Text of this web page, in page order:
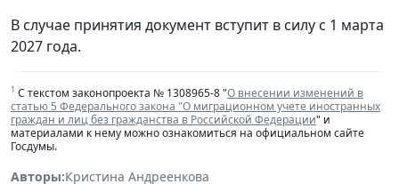
В случае принятия документ вступит в силу с 1 марта
2027 года.
1 С текстом законопроекта № 1308965-8 "О внесении изменений в
статью 5 Федерального закона "О миграционном учете иностранных
граждан и лиц без гражданства в Российской Федерации" и
материалами к нему можно ознакомиться на официальном сайте
Госдумы.
Авторы:Кристина Андреенкова